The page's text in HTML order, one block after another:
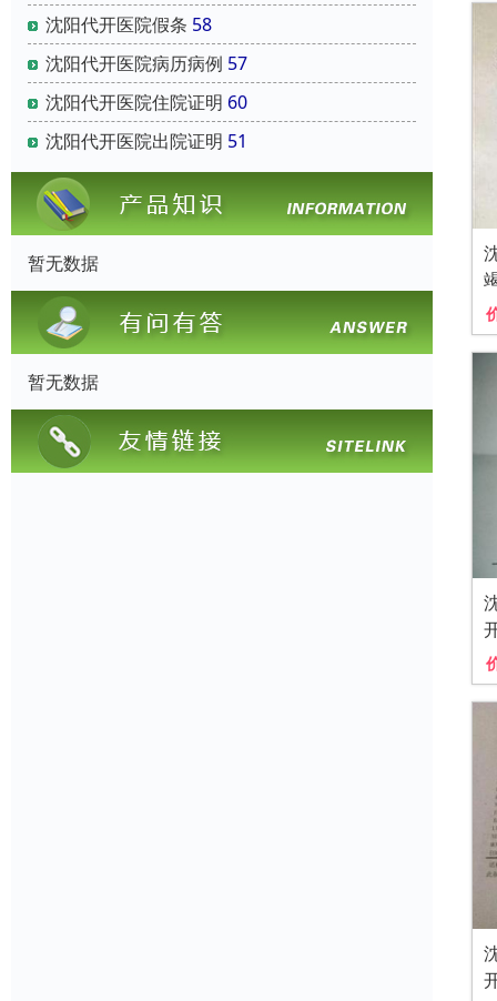
沈阳代开医院假条 58
沈阳代开医院病历病例 57
沈阳代开医院住院证明 60
沈阳代开医院出院证明 51
暂无数据
暂无数据